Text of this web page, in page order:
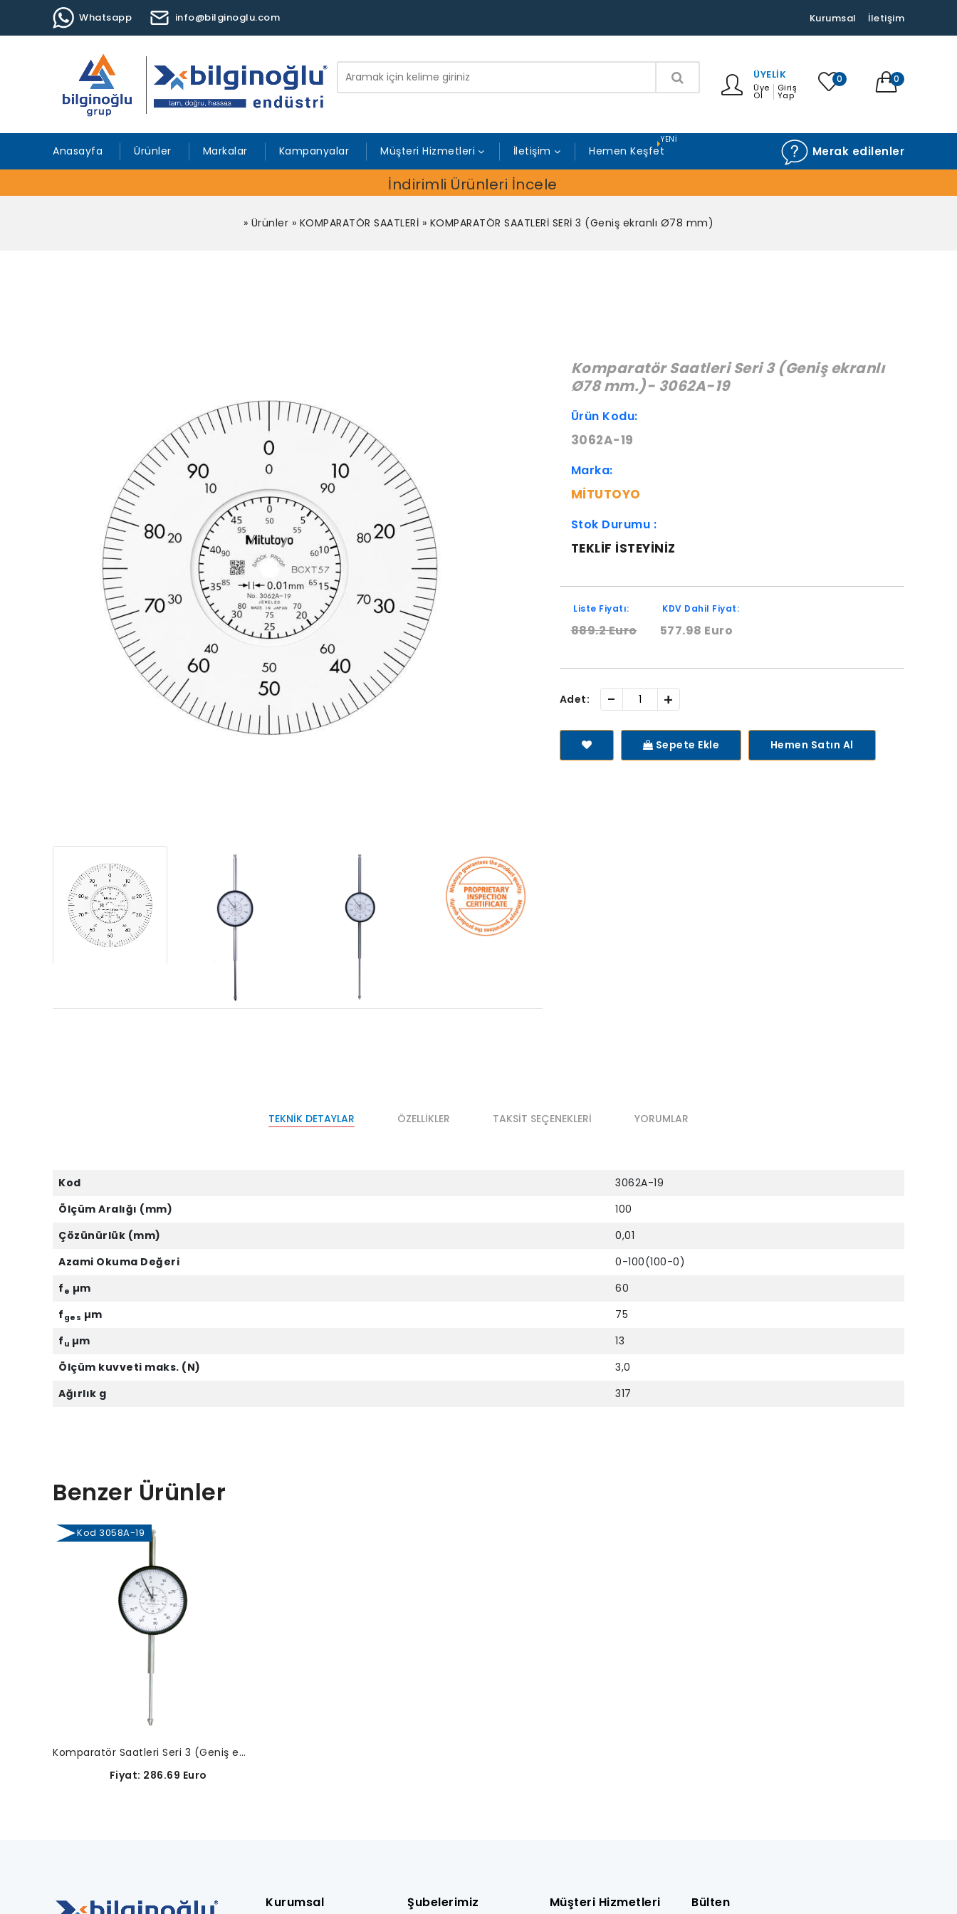
Whatsapp info@bilginoglu.com Kurumsal İletişim
ÜYELIK
Üye
Ol
Giriş
Yap
0 0
Anasayfa Ürünler Markalar Kampanyalar Müşteri Hizmetleri İletişim Hemen Keşfet
YENI
Merak edilenler
İndirimli Ürünleri İncele
» Ürünler » KOMPARATÖR SAATLERİ » KOMPARATÖR SAATLERİ SERİ 3 (Geniş ekranlı Ø78 mm)
Komparatör Saatleri Seri 3 (Geniş ekranlı
Ø78 mm.)- 3062A-19
Ürün Kodu:
3062A-19
Marka:
MITUTOYO
Stok Durumu :
TEKLIF ISTEYINIZ
Liste Fiyatı:
889.2 Euro
KDV Dahil Fiyat:
577.98 Euro
Adet: - +
Sepete Ekle Hemen Satın Al
TEKNIK DETAYLAR ÖZELLIKLER TAKSIT SEÇENEKLERI YORUMLAR
Kod
3062A-19
Ölçüm Aralığı (mm)
100
Çözünürlük (mm)
0,01
Azami Okuma Değeri
0-100(100-0)
f e µm
60
f ges µm
75
f u µm
13
Ölçüm kuvveti maks. (N)
3,0
Ağırlık g
317
Benzer Ürünler
Kod 3058A-19
Komparatör Saatleri Seri 3 (Geniş ekranlı Ø78 mm.)- 3058A-19
Fiyat: 286.69 Euro
Kurumsal Şubelerimiz Müşteri Hizmetleri Bülten